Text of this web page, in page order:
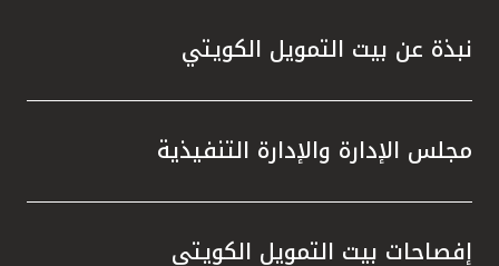
نبذة عن بيت التمويل الكويتي
مجلس الإدارة والإدارة التنفيذية
إفصاحات بيت التمويل الكويتي